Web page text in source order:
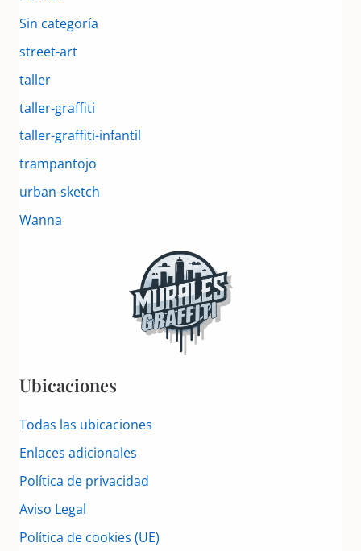
Sin categoría
street-art
taller
taller-graffiti
taller-graffiti-infantil
trampantojo
urban-sketch
Wanna
Ubicaciones
Todas las ubicaciones
Enlaces adicionales
Política de privacidad
Aviso Legal
Política de cookies (UE)